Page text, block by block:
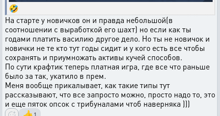
🤣
На старте у новичков он и правда небольшой(в
соотношении с выработкой его шахт) но если как ты
годами платить василию другое дело. Но ты не новичок и
новички не те кто тут годы сидит и у кого есть все чтобы
сохранять и приумножать активы кучей способов.
По сути крафтик теперь платная игра, где все что раньше
было за так, укатило в прем.
Меня вообще прикалывает, как такие типы тут
рассказывают, что все запросто можно, просто надо то, это
и еще пяток опсок с трибуналами чтоб наверняка )))